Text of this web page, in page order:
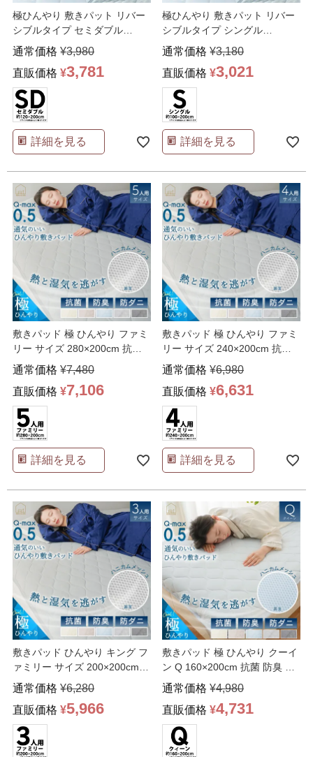
極ひんやり 敷きパット リバー
シブルタイプ セミダブル
120×200cm 吸湿…
通常価格 ¥3,980
直販価格 ¥3,781
詳細を見る
極ひんやり 敷きパット リバー
シブルタイプ シングル
100×200cm 吸湿…
通常価格 ¥3,180
直販価格 ¥3,021
詳細を見る
敷きパッド 極 ひんやり ファミ
リー サイズ 280×200cm 抗菌
防臭 防…
通常価格 ¥7,480
直販価格 ¥7,106
詳細を見る
敷きパッド 極 ひんやり ファミ
リー サイズ 240×200cm 抗菌
防臭 防…
通常価格 ¥6,980
直販価格 ¥6,631
詳細を見る
敷きパッド ひんやり キング フ
ァミリー サイズ 200×200cm
240 2…
通常価格 ¥6,280
直販価格 ¥5,966
敷きパッド 極 ひんやり クーイ
ン Q 160×200cm 抗菌 防臭 防
ダニ …
通常価格 ¥4,980
直販価格 ¥4,731